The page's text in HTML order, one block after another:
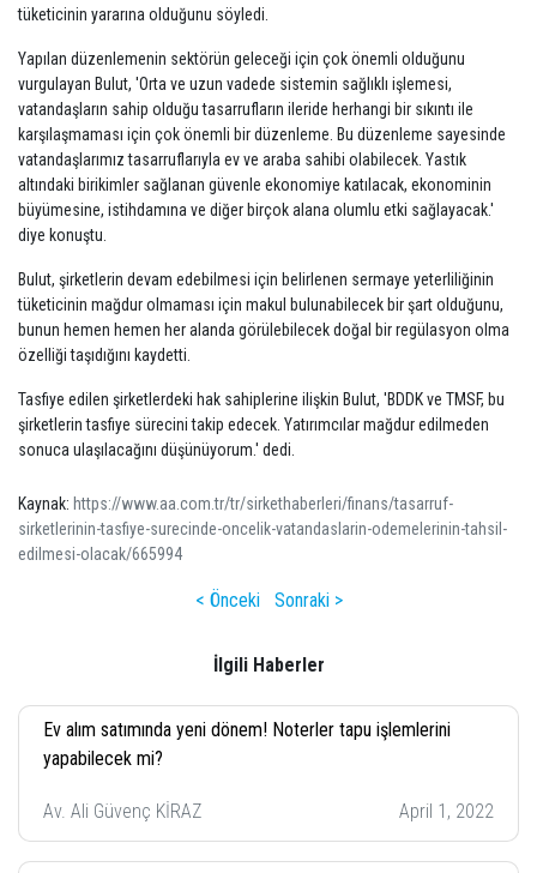
tüketicinin yararına olduğunu söyledi.
Yapılan düzenlemenin sektörün geleceği için çok önemli olduğunu
vurgulayan Bulut, 'Orta ve uzun vadede sistemin sağlıklı işlemesi,
vatandaşların sahip olduğu tasarrufların ileride herhangi bir sıkıntı ile
karşılaşmaması için çok önemli bir düzenleme. Bu düzenleme sayesinde
vatandaşlarımız tasarruflarıyla ev ve araba sahibi olabilecek. Yastık
altındaki birikimler sağlanan güvenle ekonomiye katılacak, ekonominin
büyümesine, istihdamına ve diğer birçok alana olumlu etki sağlayacak.'
diye konuştu.
Bulut, şirketlerin devam edebilmesi için belirlenen sermaye yeterliliğinin
tüketicinin mağdur olmaması için makul bulunabilecek bir şart olduğunu,
bunun hemen hemen her alanda görülebilecek doğal bir regülasyon olma
özelliği taşıdığını kaydetti.
Tasfiye edilen şirketlerdeki hak sahiplerine ilişkin Bulut, 'BDDK ve TMSF, bu
şirketlerin tasfiye sürecini takip edecek. Yatırımcılar mağdur edilmeden
sonuca ulaşılacağını düşünüyorum.' dedi.
Kaynak: https://www.aa.com.tr/tr/sirkethaberleri/finans/tasarruf-
sirketlerinin-tasfiye-surecinde-oncelik-vatandaslarin-odemelerinin-tahsil-
edilmesi-olacak/665994
< Önceki Sonraki >
İlgili Haberler
Ev alım satımında yeni dönem! Noterler tapu işlemlerini
yapabilecek mi?
Av. Ali Güvenç KİRAZ April 1, 2022